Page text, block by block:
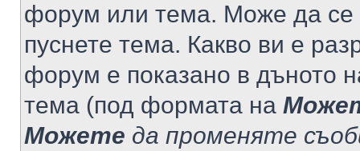
форум или тема. Може да се
пуснете тема. Какво ви е
форум е показано в дъното
тема (под формата на
Можете да променяте